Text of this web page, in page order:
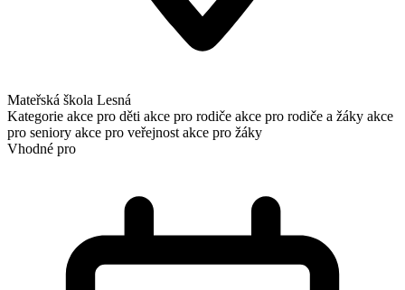
Mateřská škola Lesná
Kategorie akce pro děti akce pro rodiče akce pro rodiče a žáky akce
pro seniory akce pro veřejnost akce pro žáky
Vhodné pro